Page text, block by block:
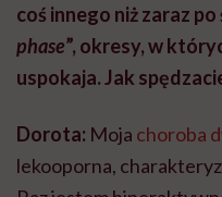
coś innego niż zaraz po
phase”, okresy, w
uspokaja. Jak
Dorota: Moja choroba
lekooporna,